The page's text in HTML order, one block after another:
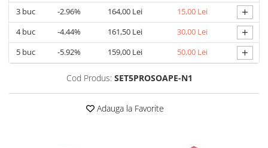
3buc -2.96% 164,00 Lei 15,00 Lei +
4buc -4.44% 161,50 Lei 30,00 Lei +
5buc -5.92% 159,00 Lei 50,00 Lei +
Cod Produs: SET5PROSOAPE-N1
Adauga la Favorite